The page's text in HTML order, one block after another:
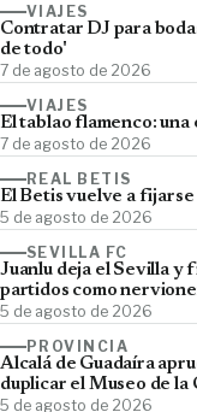
VIAJES
Contratar DJ para
de todo'
7 de agosto de 2026
VIAJES
El tablao flamenco:
7 de agosto de 2026
REAL BETIS
El Betis vuelve a
5 de agosto de 2026
SEVILLA FC
Juanlu deja el Sevilla y
partidos como
5 de agosto de 2026
PROVINCIA
Alcalá de Guadaíra
duplicar el Museo de la
5 de agosto de 2026